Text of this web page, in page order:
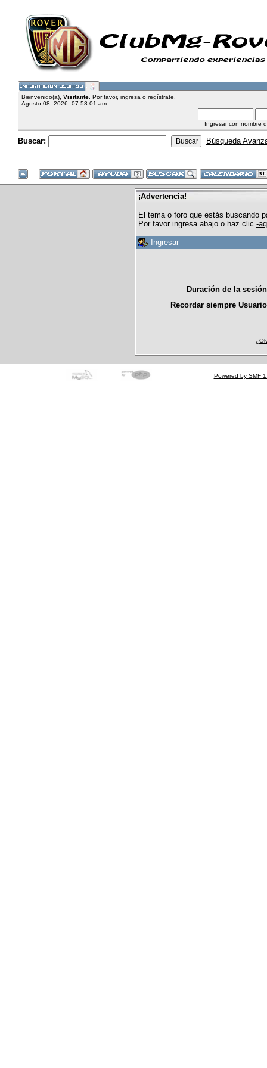
Bienvenido(a), Visitante . Por favor, ingresa o regístrate
Agosto 08, 2026, 07:58:01 am
Ingresar con nombre
Buscar: Búsqueda
¡Advertencia!
El tema o foro que estás buscando
Por favor ingresa abajo o haz clic -
Ingresar
Duración de la
Recordar siempre
Powered by SMF